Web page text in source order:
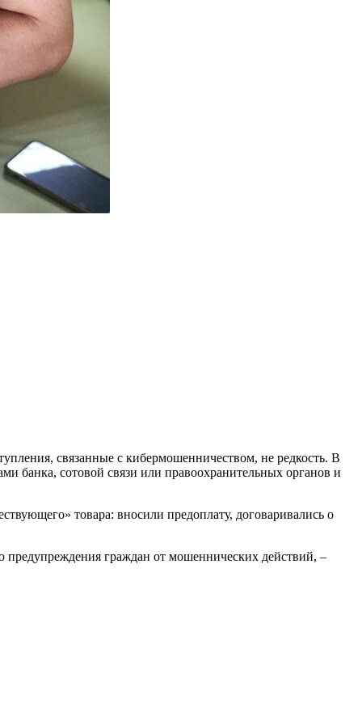
связанные с кибермошенничеством, не редкость. В
банка, сотовой связи или правоохранительных органов и
товара: вносили предоплату, договаривались о
предупреждения граждан от мошеннических действий, –